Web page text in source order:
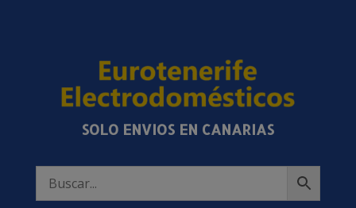
SOLO ENVIOS EN CANARIAS